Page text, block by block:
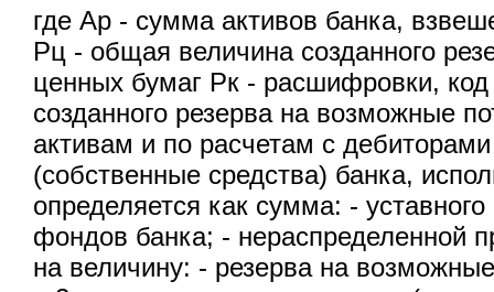
где Ар - сумма активов банка,
Рц - общая величина созданного
ценных бумаг Рк - расшифровки,
созданного резерва на возможные
активам и по расчетам с
(собственные средства) банка,
определяется как сумма: -
фондов банка; - нераспределенной
на величину: - резерва на